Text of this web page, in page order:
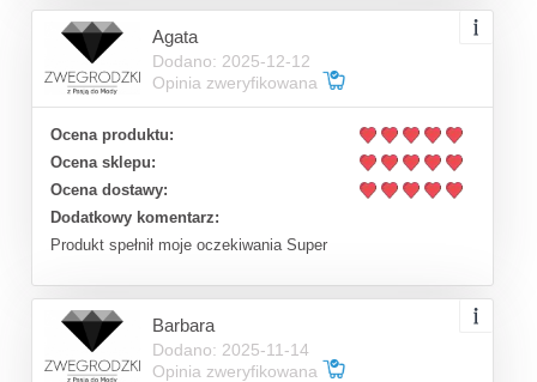
Agata
Dodano: 2025-12-12
Opinia zweryfikowana
Ocena produktu:
Ocena sklepu:
Ocena dostawy:
Dodatkowy komentarz:
Produkt spełnił moje oczekiwania Super
Barbara
Dodano: 2025-11-14
Opinia zweryfikowana